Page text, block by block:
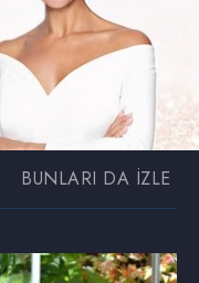
BUNLARI DA İZLE